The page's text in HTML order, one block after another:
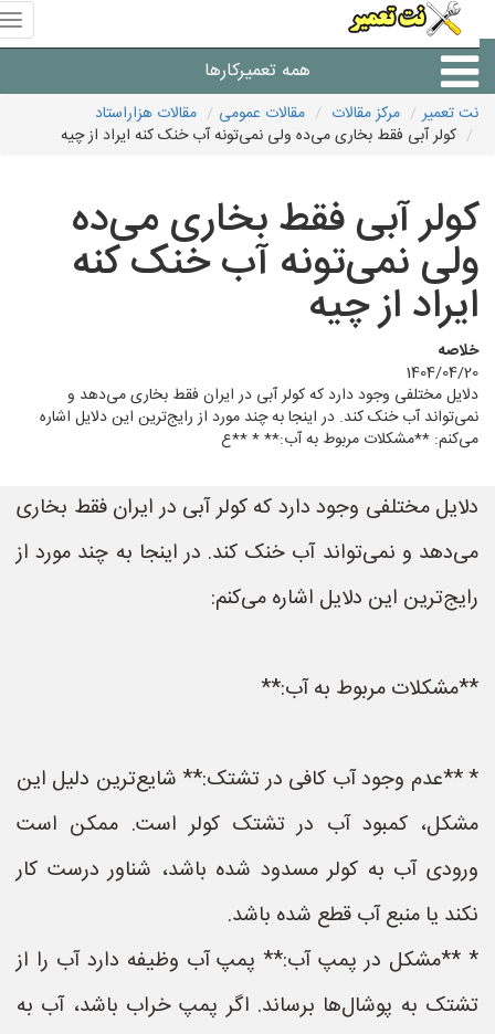
همه تعمیرکارها
شرکت های تعمیرات لوازم
نت تعمیر مرکز مقالات مقالات عمومی
مقالات هزاراستاد
کولر آبی فقط بخاری می‌ده ولی نمی‌تونه آب خنک کنه ایراد از چیه
کولر آبی فقط بخاری می‌ده
ولی نمی‌تونه آب خنک کنه
ایراد از چیه
خلاصه
1404/04/20
دلایل مختلفی وجود دارد که کولر آبی در ایران فقط بخاری می‌دهد و
نمی‌تواند آب خنک کند. در اینجا به چند مورد از رایج‌ترین این دلایل اشاره
می‌کنم: **مشکلات مربوط به آب:** * **ع
دلایل مختلفی وجود دارد که کولر آبی در ایران فقط بخاری
می‌دهد و نمی‌تواند آب خنک کند. در اینجا به چند مورد از
رایج‌ترین این دلایل اشاره می‌کنم:
**مشکلات مربوط به آب:**
* **عدم وجود آب کافی در تشتک:** شایع‌ترین دلیل این
مشکل، کمبود آب در تشتک کولر است. ممکن است
ورودی آب به کولر مسدود شده باشد، شناور درست کار
نکند یا منبع آب قطع شده باشد.
* **مشکل در پمپ آب:** پمپ آب وظیفه دارد آب را از
تشتک به پوشال‌ها برساند. اگر پمپ خراب باشد، آب به